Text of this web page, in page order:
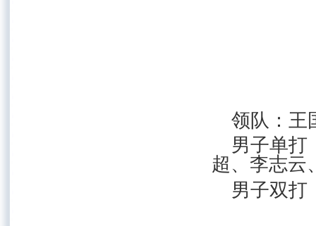
领队：王
男子单打
超、李志云
男子双打